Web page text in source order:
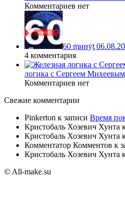
Комментариев нет
60 ṃинẏƫ
4 комментария
логика с Сергеем
Комментариев нет
Свежие комментарии
Pinkerton к записи Время
Кристобаль Хозевич Хунта
Кристобаль Хозевич Хунта
Комментатор Комментов к
Кристобаль Хозевич Хунта
© All-make.su